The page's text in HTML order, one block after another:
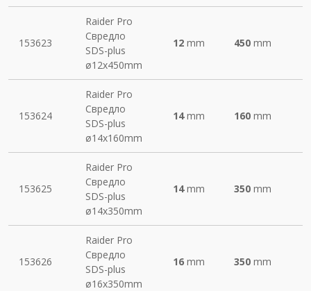
153623
Raider Pro
Свредло
SDS-plus
ø12х450mm
12mm 450 mm
153624
Raider Pro
Свредло
SDS-plus
ø14х160mm
14mm 160 mm
153625
Raider Pro
Свредло
SDS-plus
ø14х350mm
14mm 350 mm
153626
Raider Pro
Свредло
SDS-plus
ø16х350mm
16mm 350 mm